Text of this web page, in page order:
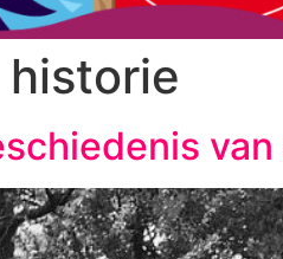
historie